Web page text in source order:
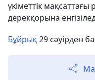
үкіметтік мақсаттағы
дерекқорына
Бұйрық29 сәуірден